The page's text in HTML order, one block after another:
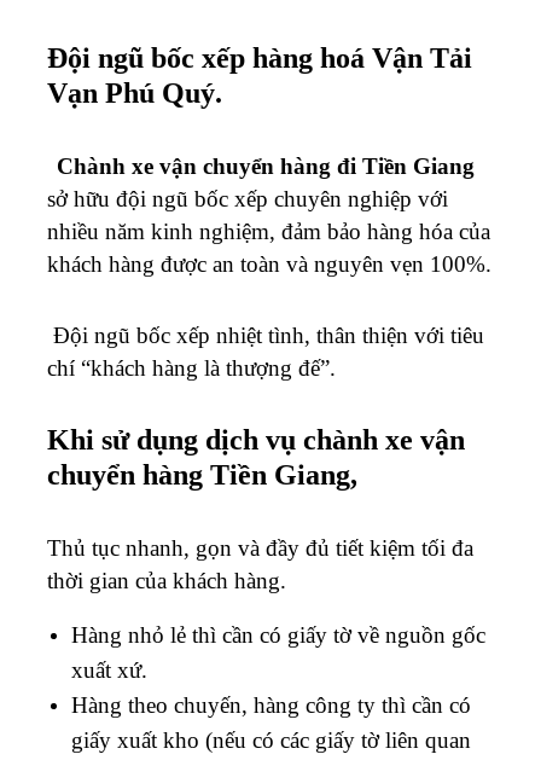
Đội ngũ bốc xếp hàng hoá Vận Tải
Vạn Phú Quý.
Chành xe vận chuyển hàng đi Tiền Giang
sở hữu đội ngũ bốc xếp chuyên nghiệp với
nhiều năm kinh nghiệm, đảm bảo hàng hóa của
khách hàng được an toàn và nguyên vẹn 100%.
Đội ngũ bốc xếp nhiệt tình, thân thiện với tiêu
chí “khách hàng là thượng đế”.
Khi sử dụng dịch vụ chành xe vận
chuyển hàng Tiền Giang,
Thủ tục nhanh, gọn và đầy đủ tiết kiệm tối đa
thời gian của khách hàng.
Hàng nhỏ lẻ thì cần có giấy tờ về nguồn gốc
xuất xứ.
Hàng theo chuyến, hàng công ty thì cần có
giấy xuất kho (nếu có các giấy tờ liên quan